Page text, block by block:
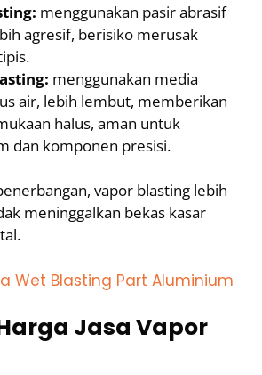
menggunakan pasir abrasif
agresif, berisiko merusak
menggunakan media
air, lebih lembut, memberikan
halus, aman untuk
dan komponen presisi.
vapor blasting lebih
meninggalkan bekas kasar
Wet Blasting Part Aluminium
Jasa Vapor